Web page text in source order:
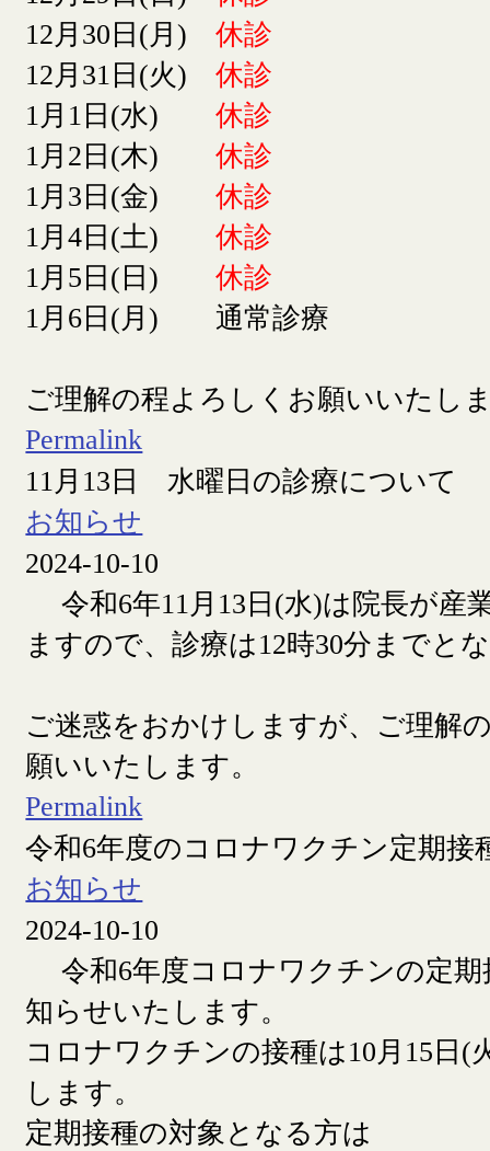
12月30日(月)休診
12月31日(火)休診
1月1日(水)休診
1月2日(木)休診
1月3日(金)休診
1月4日(土)休診
1月5日(日)休診
1月6日(月) 通常診療
ご理解の程よろしくお願いいたし
Permalink
11月13日 水曜日の診療について
お知らせ
2024-10-10
令和6年11月13日(水)は院長が産
ますので、診療は12時30分までと
ご迷惑をおかけしますが、ご理解
願いいたします。
Permalink
令和6年度のコロナワクチン定期接
お知らせ
2024-10-10
令和6年度コロナワクチンの定期
知らせいたします。
コロナワクチンの接種は10月15日(
します。
定期接種の対象となる方は